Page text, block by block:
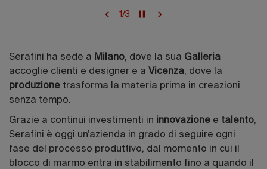
1/3
Serafini ha sede a Milano, dove la sua Galleria
accoglie clienti e designer e a Vicenza, dove la
produzione trasforma la materia prima in creazioni
senza tempo.
Grazie a continui investimenti in innovazione e talento,
Serafini è oggi un’azienda in grado di seguire ogni
fase del processo produttivo, dal momento in cui il
blocco di marmo entra in stabilimento fino a quando il